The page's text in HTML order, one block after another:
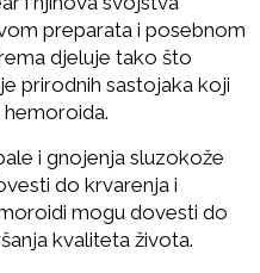
preparata i posebnom
djeluje tako što
prirodnih sastojaka koji
i gnojenja sluzokože
do krvarenja i
mogu dovesti do
kvaliteta života.